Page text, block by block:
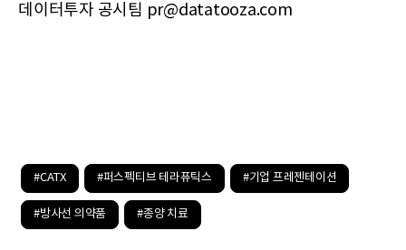
데이터투자 공시팀 pr@datatooza.com
#CATX #퍼스펙티브 테라퓨틱스 #기업 프레젠테이션
#방사선 의약품 #종양 치료